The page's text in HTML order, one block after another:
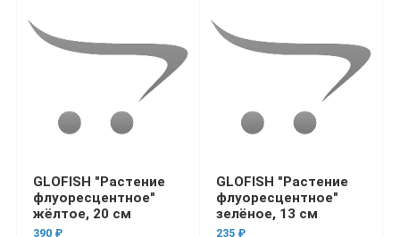
GLOFISH "Растение
флуоресцентное"
жёлтое, 20 см
390 ₽
GLOFISH "Растение
флуоресцентное"
зелёное, 13 см
235 ₽